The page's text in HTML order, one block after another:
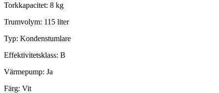
Torkkapacitet: 8 kg
Trumvolym: 115 liter
Typ: Kondenstumlare
Effektivitetsklass: B
Värmepump: Ja
Färg: Vit